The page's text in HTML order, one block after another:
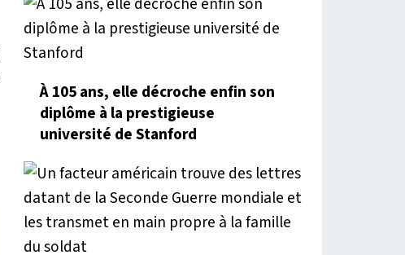
À 105 ans, elle décroche enfin son
diplôme à la prestigieuse
université de Stanford